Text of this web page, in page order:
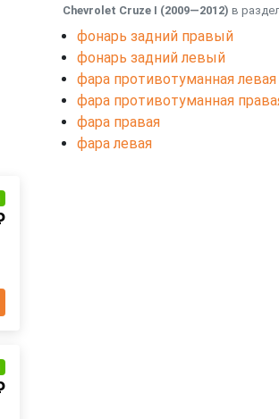
Chevrolet Cruze I (2009—2012) в
фонарь задний правый
фонарь задний левый
фара противотуманная левая
фара противотуманная
фара правая
фара левая